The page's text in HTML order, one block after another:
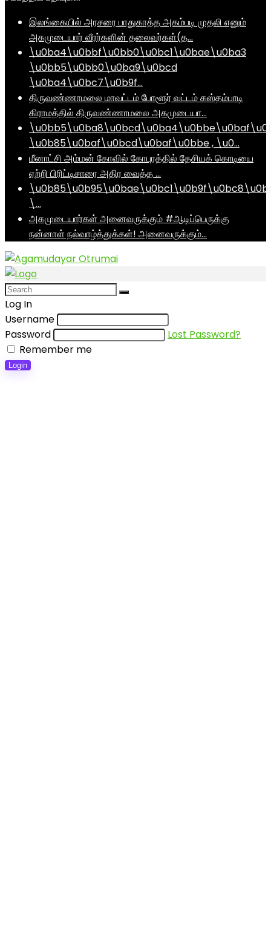
இலங்கையில் அரசரை பாதுகாத்த அகம்படி முதலி எனும்
அகமுடையார் வீரர்களின் தலைவர்கள்(த…
\u0ba4\u0bbf\u0bb0\u0bc1\u0bae\u0ba3
\u0bb5\u0bb0\u0ba9\u0bcd
\u0ba4\u0bc7\u0b9f…
திருவண்ணாமலை மாவட்டம் போளூர் வட்டம் கஸ்தம்பாடி
கிராமத்தில் திருவண்ணாமலை அகமுடையா…
\u0b85\u0baf\u0bcd\u0baf\u0bbe , \u0…
மீனாட்சி அம்மன் கோவில் கோபுரத்தில் தேசியக் கொடியை
ஏற்றி பிரிட்டிசாரை அதிர வைத்த …
\…
அகமுடையார்கள் அனைவருக்கும் #ஆடிப்பெருக்கு
நன்னாள் நல்வாழ்த்துக்கள்! அனைவருக்கும்…
Log In
Username
Password
Lost Password?
Remember me
Login